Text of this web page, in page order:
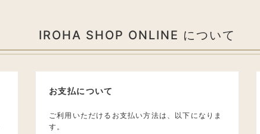
IROHA SHOP ONLINE について
お支払について
ご利用いただけるお支払い方法は、以下になりま
す。